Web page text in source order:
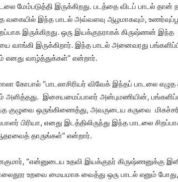
மேம்படுத்தி இருக்கிறது. படத்தை விடப் பாடல் தான்
இந்த பாடல் அவ்வளவு ஆழமாகவும்,
இருக்கிறது. ஒரு இயக்குநராகக் கிருஷ்ணன் இந்த
வாங்கி இருக்கிறார். இந்த பாடல் அனைவரது
எனது வாழ்த்துக்கள்” என்றார்.
கோபால் “பாடலாசிரியர் விவேக் இந்தப் பாடலை
அளித்தது. இசையமைப்பாளர் அன்புமணியின்,
குழுவை ஒருங்கிணைத்து, அவருடைய கருவை
பிரியா, எனது இடத்திலிருந்து இந்த பாடலை
தாருங்கள்” என்றார்.
”என்னுடைய உதவி இயக்குநர் கிருஷ்ணனுக்கு
உறவை மையமாக வைத்து ஒரு பாடல் எனும் போது,